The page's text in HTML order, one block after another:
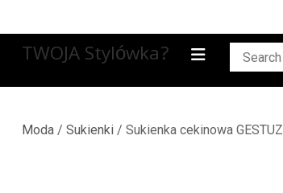
TWOJA Stylówka?
Search
for:
Moda/ Sukienki/ Sukienka cekinowa GESTUZ